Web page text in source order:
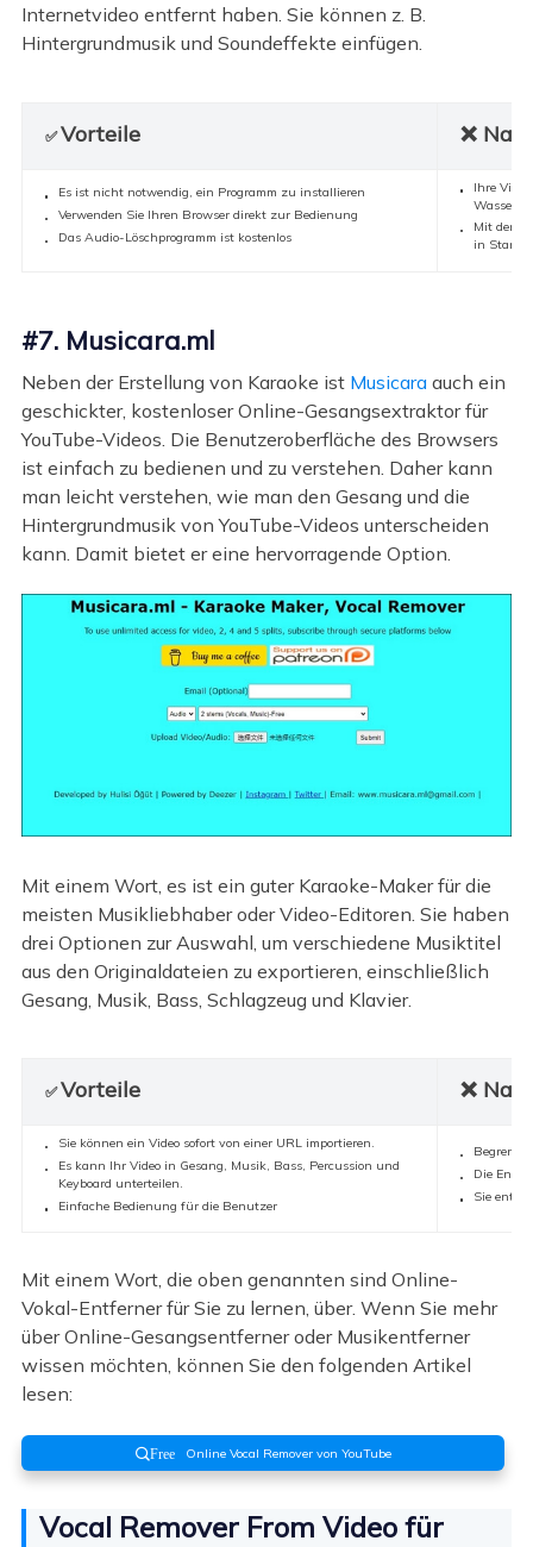
Internetvideo entfernt haben. Sie können z. B.
Hintergrundmusik und Soundeffekte einfügen.
✅Vorteile ❌
Es ist nicht notwendig, ein Programm zu installieren
Verwenden Sie Ihren Browser direkt zur Bedienung
Das Audio-Löschprogramm ist kostenlos
Ihre
Mit der
in
#7. Musicara.ml
Neben der Erstellung von Karaoke ist Musicaraauch ein
geschickter, kostenloser Online-Gesangsextraktor für
YouTube-Videos. Die Benutzeroberfläche des Browsers
ist einfach zu bedienen und zu verstehen. Daher kann
man leicht verstehen, wie man den Gesang und die
Hintergrundmusik von YouTube-Videos unterscheiden
kann. Damit bietet er eine hervorragende Option.
Mit einem Wort, es ist ein guter Karaoke-Maker für die
meisten Musikliebhaber oder Video-Editoren. Sie haben
drei Optionen zur Auswahl, um verschiedene Musiktitel
aus den Originaldateien zu exportieren, einschließlich
Gesang, Musik, Bass, Schlagzeug und Klavier.
✅Vorteile ❌
Sie können ein Video sofort von einer URL importieren.
Es kann Ihr Video in Gesang, Musik, Bass, Percussion und
Keyboard unterteilen.
Einfache Bedienung für die Benutzer
Die
Sie
Mit einem Wort, die oben genannten sind Online-
Vokal-Entferner für Sie zu lernen, über. Wenn Sie mehr
über Online-Gesangsentferner oder Musikentferner
wissen möchten, können Sie den folgenden Artikel
lesen:
Free Online Vocal Remover von YouTube
Vocal Remover From Video für